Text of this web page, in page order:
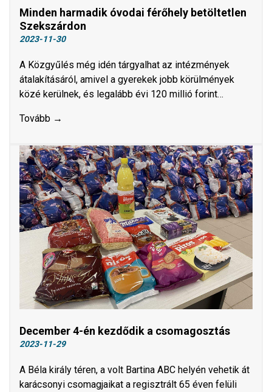
Minden harmadik óvodai férőhely betöltetlen
Szekszárdon
2023-11-30
A Közgyűlés még idén tárgyalhat az intézmények
átalakításáról, amivel a gyerekek jobb körülmények
közé kerülnek, és legalább évi 120 millió forint…
Tovább →
December 4-én kezdődik a csomagosztás
2023-11-29
A Béla király téren, a volt Bartina ABC helyén vehetik át
karácsonyi csomagjaikat a regisztrált 65 éven felüli